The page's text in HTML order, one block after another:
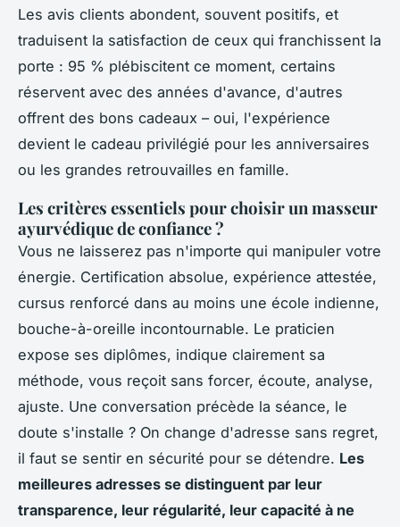
Les avis clients abondent, souvent positifs, et
traduisent la satisfaction de ceux qui franchissent la
porte : 95 % plébiscitent ce moment, certains
réservent avec des années d'avance, d'autres
offrent des bons cadeaux – oui, l'expérience
devient le cadeau privilégié pour les anniversaires
ou les grandes retrouvailles en famille.
Les critères essentiels pour choisir un masseur
ayurvédique de confiance ?
Vous ne laisserez pas n'importe qui manipuler votre
énergie. Certification absolue, expérience attestée,
cursus renforcé dans au moins une école indienne,
bouche-à-oreille incontournable. Le praticien
expose ses diplômes, indique clairement sa
méthode, vous reçoit sans forcer, écoute, analyse,
ajuste. Une conversation précède la séance, le
doute s'installe ? On change d'adresse sans regret,
il faut se sentir en sécurité pour se détendre. Les
meilleures adresses se distinguent par leur
transparence, leur régularité, leur capacité à ne